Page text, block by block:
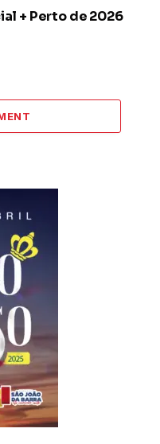
+ Perto de 2026